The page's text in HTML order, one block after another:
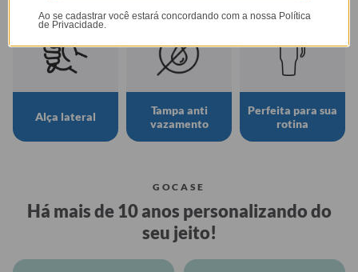
Alça lateral
Tampa anti
vazamento
Perfeita para sua
rotina
GOCASE
Há mais de 10 anos personalizando do
seu jeito!
Ao se cadastrar você estará concordando com a nossa Política
de Privacidade.